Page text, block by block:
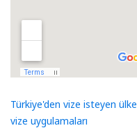
Türkiye'den vize isteyen
vize uygulamaları